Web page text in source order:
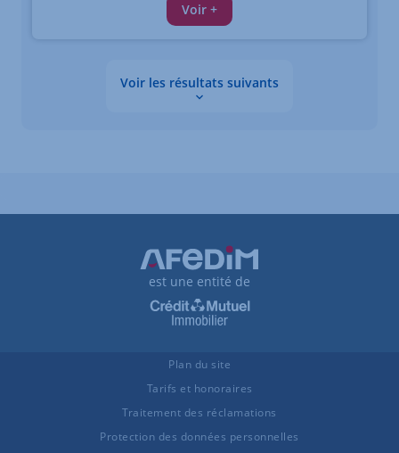
Voir +
Voir les résultats suivants
est une entité de
Plan du site
Tarifs et honoraires
Traitement des réclamations
Protection des données personnelles